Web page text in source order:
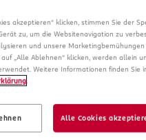
weiter
akzeptieren“ klicken, stimmen Sie der
zu, um die Websitenavigation zu
und unsere Marketingbemühungen
„Alle Ablehnen“ klicken, werden allein
Weitere Informationen finden Sie
Alle Cookies